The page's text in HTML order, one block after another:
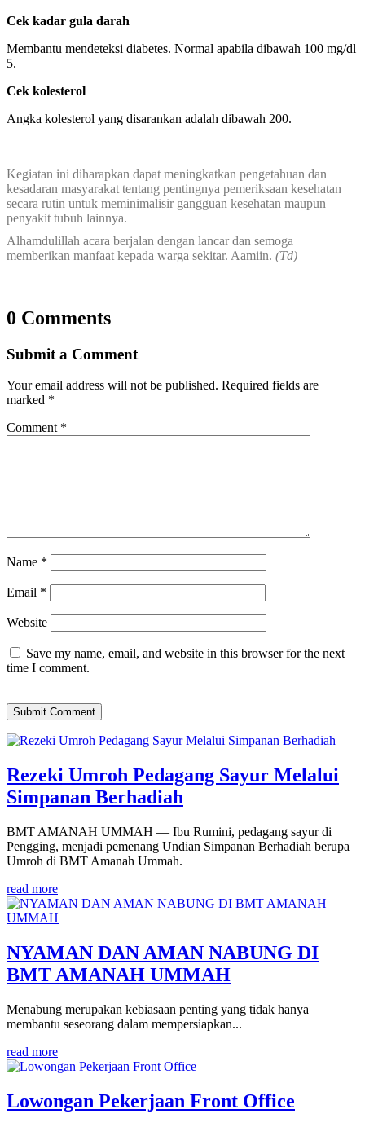
Cek kadar gula darah
Membantu mendeteksi diabetes. Normal apabila dibawah 100 mg/dl
5.
Cek kolesterol
Angka kolesterol yang disarankan adalah dibawah 200.
Kegiatan ini diharapkan dapat meningkatkan pengetahuan dan
kesadaran masyarakat tentang pentingnya pemeriksaan kesehatan
secara rutin untuk meminimalisir gangguan kesehatan maupun
penyakit tubuh lainnya.
Alhamdulillah acara berjalan dengan lancar dan semoga
memberikan manfaat kepada warga sekitar. Aamiin. (Td)
0 Comments
Submit a Comment
Your email address will not be published. Required fields are
marked *
Comment *
Name *
Email *
Website
Save my name, email, and website in this browser for the next
time I comment.
Submit Comment
Rezeki Umroh Pedagang Sayur Melalui
Simpanan Berhadiah
BMT AMANAH UMMAH — Ibu Rumini, pedagang sayur di
Pengging, menjadi pemenang Undian Simpanan Berhadiah berupa
Umroh di BMT Amanah Ummah.
read more
NYAMAN DAN AMAN NABUNG DI
BMT AMANAH UMMAH
Menabung merupakan kebiasaan penting yang tidak hanya
membantu seseorang dalam mempersiapkan...
read more
Lowongan Pekerjaan Front Office